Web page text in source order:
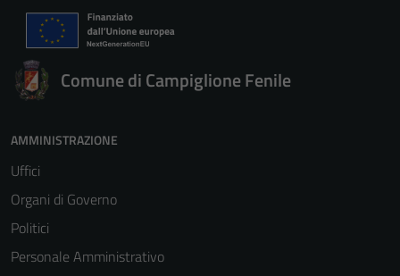
Comune di Campiglione Fenile
AMMINISTRAZIONE
Uffici
Organi di Governo
Politici
Personale Amministrativo